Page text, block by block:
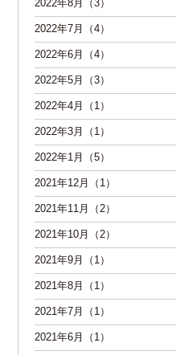
2022年8月（3）
2022年7月（4）
2022年6月（4）
2022年5月（3）
2022年4月（1）
2022年3月（1）
2022年1月（5）
2021年12月（1）
2021年11月（2）
2021年10月（2）
2021年9月（1）
2021年8月（1）
2021年7月（1）
2021年6月（1）